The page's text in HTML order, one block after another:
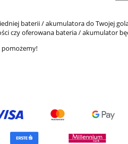
baterii / akumulatora do Twojej
czy oferowana bateria / akumulator
pomożemy!